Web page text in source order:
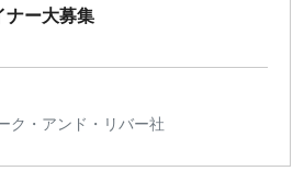
ナー大募集
ク・アンド・リバー社